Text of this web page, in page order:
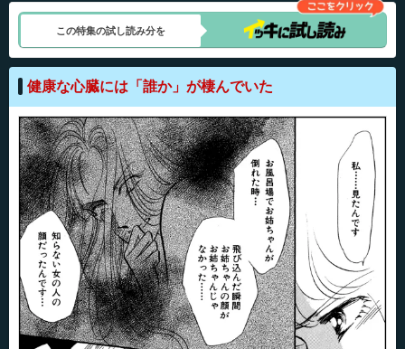
この特集の試し読み分を
健康な心臓には「誰か」が棲んでいた